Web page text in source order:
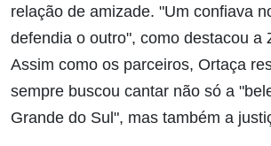
relação de amizade. "Um confiava
defendia o outro", como destacou a
Assim como os parceiros, Ortaça
sempre buscou cantar não só a
Grande do Sul", mas também a